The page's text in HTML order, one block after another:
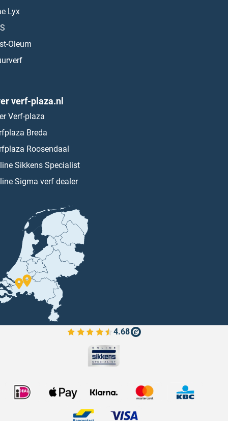
Lyx
Oleum
verf-plaza.nl
Verf-plaza
Breda
Roosendaal
Sikkens Specialist
Sigma verf dealer
4.68
Bekijk de verfplaza beoordelingen